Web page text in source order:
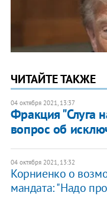
ЧИТАЙТЕ ТАКЖЕ
04 октября 2021, 13:37
Фракция "Слуга
вопрос об
04 октября 2021, 13:32
Корниенко о
мандата: "Надо